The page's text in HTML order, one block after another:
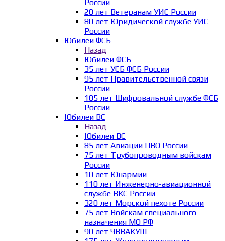
России
20 лет Ветеранам УИС России
80 лет Юридической службе УИС
России
Юбилеи ФСБ
Назад
Юбилеи ФСБ
35 лет УСБ ФСБ России
95 лет Правительственной связи
России
105 лет Шифровальной службе ФСБ
России
Юбилеи ВС
Назад
Юбилеи ВС
85 лет Авиации ПВО России
75 лет Трубопроводным войскам
России
10 лет Юнармии
110 лет Инженерно-авиационной
службе ВКС России
320 лет Морской пехоте России
75 лет Войскам специального
назначения МО РФ
90 лет ЧВВАКУШ